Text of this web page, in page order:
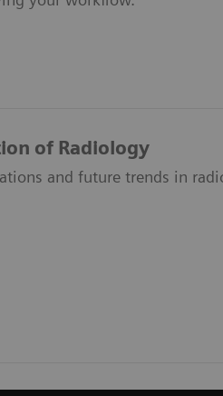
of Radiology
and future trends in